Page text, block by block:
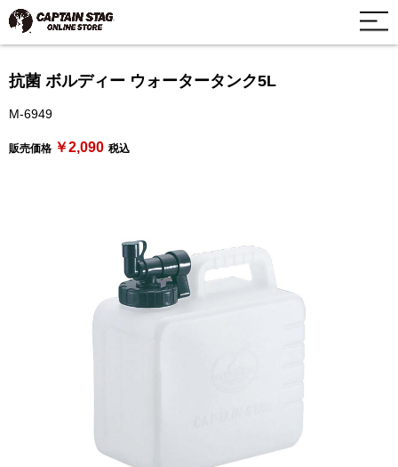
抗菌 ボルディー ウォータータンク5L
M-6949
販売価格 ￥2,090 税込